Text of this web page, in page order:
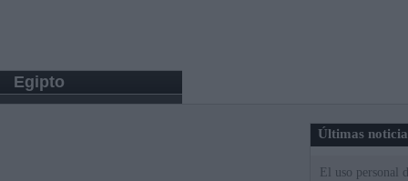
Egipto
Últimas
El uso personal